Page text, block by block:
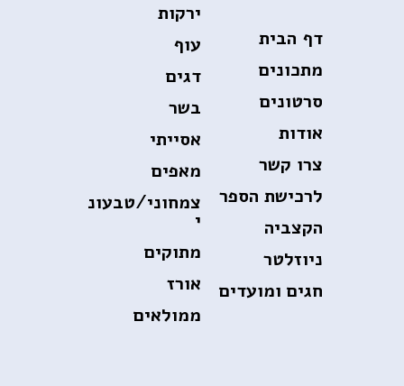
דף הבית
מתכונים
סרטונים
אודות
צרו קשר
לרכישת הספר
הקצביה
ניוזלטר
חגים ומועדים
ירקות
עוף
דגים
בשר
אסייתי
מאפים
צמחוני/טבעונ
י
מתוקים
אורז
ממולאים